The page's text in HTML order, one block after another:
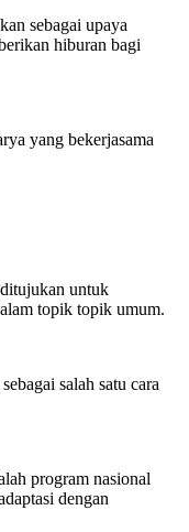
sebagai upaya
hiburan bagi
yang bekerjasama
untuk
topik topik umum.
salah satu cara
program nasional
dengan